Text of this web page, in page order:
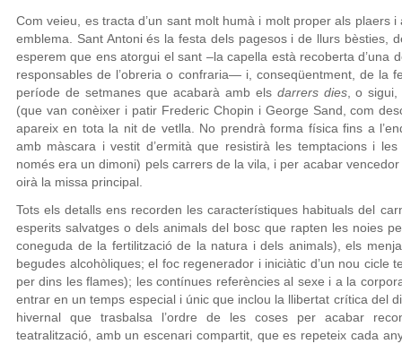
Com veieu, es tracta d’un sant molt humà i molt proper als plaers
emblema. Sant Antoni és la festa dels pagesos i de llurs bèsties,
esperem que ens atorgui el sant –la capella està recoberta d’una
responsables de l’obreria o confraria— i, conseqüentment, de la
període de setmanes que acabarà amb els darrers dies, o sigui,
(que van conèixer i patir Frederic Chopin i George Sand, com
apareix en tota la nit de vetlla. No prendrà forma física fins a
amb màscara i vestit d’ermità que resistirà les temptacions i
només era un dimoni) pels carrers de la vila, i per acabar vencedor
oirà la missa principal.
Tots els detalls ens recorden les característiques habituals del
esperits salvatges o dels animals del bosc que rapten les noies
coneguda de la fertilització de la natura i dels animals), els
begudes alcohòliques; el foc regenerador i iniciàtic d’un nou cicle
per dins les flames); les contínues referències al sexe i a la
entrar en un temps especial i únic que inclou la llibertat crítica del
hivernal que trasbalsa l’ordre de les coses per acabar
teatralització, amb un escenari compartit, que es repeteix cada